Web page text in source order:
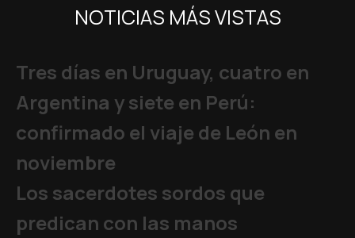
NOTICIAS MÁS VISTAS
Tres días en Uruguay, cuatro en
Argentina y siete en Perú:
confirmado el viaje de León en
noviembre
Los sacerdotes sordos que
predican con las manos